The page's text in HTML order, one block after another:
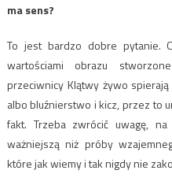
ma sens?
To jest bardzo dobre pytanie.
wartościami obrazu
przeciwnicy Klątwy żywo
albo bluźnierstwo i kicz, przez to
fakt. Trzeba zwrócić uwagę,
ważniejszą niż próby
które jak wiemy i tak nigdy nie